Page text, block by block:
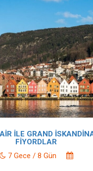
İLE GRAND
FİYORDLAR
7 Gece / 8 Gün